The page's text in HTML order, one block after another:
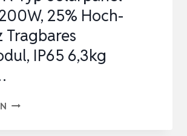
EFFIZIENZ
…
25% Hoch-
Tragbares
IP65 6,3kg
RENOGY